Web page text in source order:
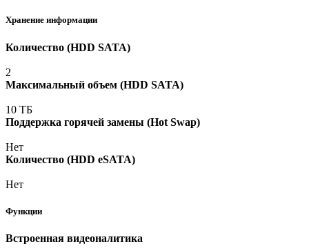
Хранение информации
Количество (HDD SATA)
2
Максимальный объем (HDD SATA)
10 ТБ
Поддержка горячей замены (Hot Swap)
Нет
Количество (HDD eSATA)
Нет
Функции
Встроенная видеоналитика